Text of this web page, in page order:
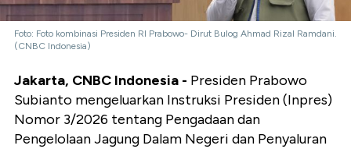
Foto: Foto kombinasi Presiden RI Prabowo- Dirut Bulog Ahmad Rizal Ramdani.
(CNBC Indonesia)
Jakarta, CNBC Indonesia - Presiden Prabowo
Subianto mengeluarkan Instruksi Presiden (Inpres)
Nomor 3/2026 tentang Pengadaan dan
Pengelolaan Jagung Dalam Negeri dan Penyaluran